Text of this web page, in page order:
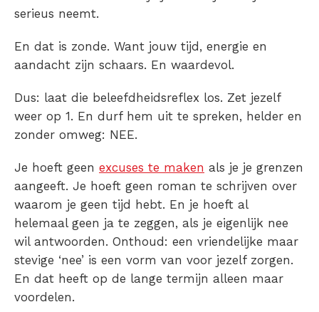
serieus neemt.
En dat is zonde. Want jouw tijd, energie en
aandacht zijn schaars. En waardevol.
Dus: laat die beleefdheidsreflex los. Zet jezelf
weer op 1. En durf hem uit te spreken, helder en
zonder omweg: NEE.
Je hoeft geen excuses te maken als je je grenzen
aangeeft. Je hoeft geen roman te schrijven over
waarom je geen tijd hebt. En je hoeft al
helemaal geen ja te zeggen, als je eigenlijk nee
wil antwoorden. Onthoud: een vriendelijke maar
stevige ‘nee’ is een vorm van voor jezelf zorgen.
En dat heeft op de lange termijn alleen maar
voordelen.